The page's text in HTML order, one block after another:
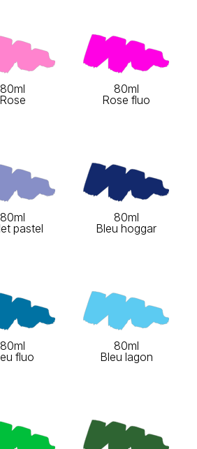
80ml
Rose
80ml
Rose fluo
80ml
pastel
80ml
Bleu hoggar
80ml
fluo
80ml
Bleu lagon